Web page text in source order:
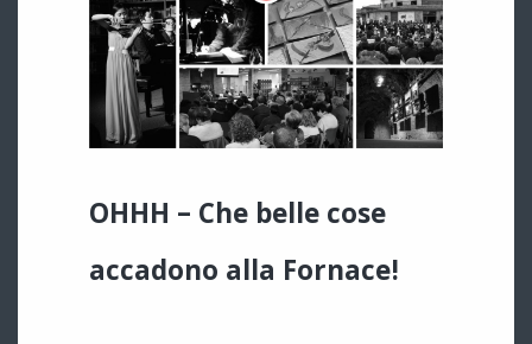
OHHH – Che belle cose
accadono alla Fornace!